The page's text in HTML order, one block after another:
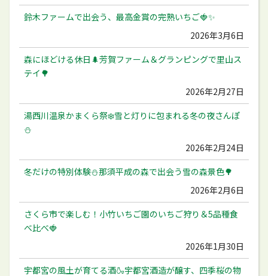
鈴木ファームで出会う、最高金賞の完熟いちご🍓✨
2026年3月6日
森にほどける休日🌲芳賀ファーム＆グランピングで里山ス
テイ🌳
2026年2月27日
湯西川温泉かまくら祭❄️雪と灯りに包まれる冬の夜さんぽ
⛄️
2026年2月24日
冬だけの特別体験⛄️那須平成の森で出会う雪の森景色🌳
2026年2月6日
さくら市で楽しむ！小竹いちご園のいちご狩り＆5品種食
べ比べ🍓
2026年1月30日
宇都宮の風土が育てる酒🍶宇都宮酒造が醸す、四季桜の物